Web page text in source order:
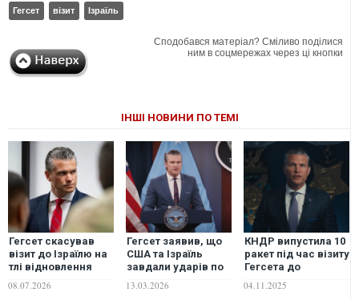
Гегсет візит Ізраїль
Сподобався матеріал? Сміливо поділися
ним в соцмережах через ці кнопки
ІНШІ НОВИНИ ПО ТЕМІ
Гегсет скасував
візит до Ізраїлю на
тлі відновлення
ударів США й Ірану
- ЗМІ
08.07.2026
Гегсет заявив, що
США та Ізраїль
завдали ударів по
понад 15 тисячах
цілей в Ірані
13.03.2026
КНДР випустила 10
ракет під час візиту
Гегсета до
демілітаризованої
зони, яка розділяє
04.11.2025